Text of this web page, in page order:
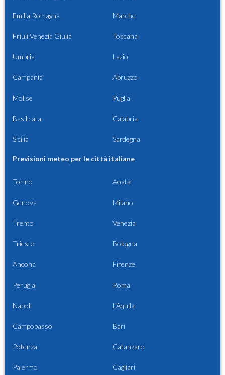
Emilia Romagna Marche
Friuli Venezia Giulia Toscana
Umbria Lazio
Campania Abruzzo
Molise Puglia
Basilicata Calabria
Sicilia Sardegna
Previsioni meteo per le città italiane
Torino Aosta
Genova Milano
Trento Venezia
Trieste Bologna
Ancona Firenze
Perugia Roma
Napoli L'Aquila
Campobasso Bari
Potenza Catanzaro
Palermo Cagliari